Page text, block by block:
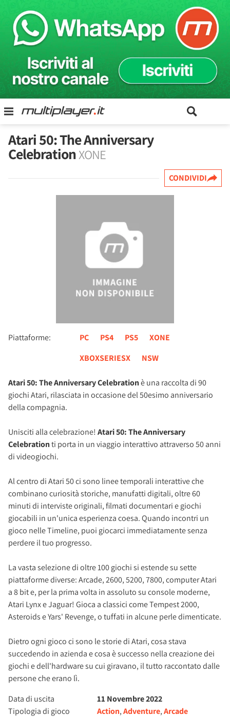
Atari 50: The Anniversary
CelebrationXONE
CONDIVIDI
Piattaforme: PC PS4 PS5
XONE
XBOXSERIESX
NSW
Atari 50: The Anniversary Celebrationè una raccolta di 90
giochi Atari, rilasciata in occasione del 50esimo anniversario
della compagnia.
Unisciti alla celebrazione! Atari 50: The Anniversary
Celebrationti porta in un viaggio interattivo attraverso 50 anni
di videogiochi.
Al centro di Atari 50 ci sono linee temporali interattive che
combinano curiosità storiche, manufatti digitali, oltre 60
minuti di interviste originali, filmati documentari e giochi
giocabili in un'unica esperienza coesa. Quando incontri un
gioco nelle Timeline, puoi giocarci immediatamente senza
perdere il tuo progresso.
La vasta selezione di oltre 100 giochi si estende su sette
piattaforme diverse: Arcade, 2600, 5200, 7800, computer Atari
a 8 bit e, per la prima volta in assoluto su console moderne,
Atari Lynx e Jaguar! Gioca a classici come Tempest 2000,
Asteroids e Yars' Revenge, o tuffati in alcune perle dimenticate.
Dietro ogni gioco ci sono le storie di Atari, cosa stava
succedendo in azienda e cosa è successo nella creazione dei
giochi e dell'hardware su cui giravano, il tutto raccontato dalle
persone che erano lì.
Data di uscita
11 Novembre 2022
Tipologia di gioco
Action,Adventure,Arcade